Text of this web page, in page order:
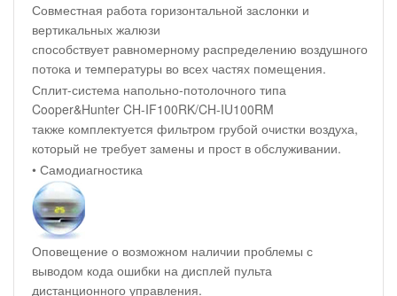
Совместная работа горизонтальной заслонки и
вертикальных жалюзи
способствует равномерному распределению воздушного
потока и температуры во всех частях помещения.
Сплит-система напольно-потолочного типа
Cooper&Hunter CH-IF100RK/CH-IU100RM
также комплектуется фильтром грубой очистки воздуха,
который не требует замены и прост в обслуживании.
• Самодиагностика
Оповещение о возможном наличии проблемы с
выводом кода ошибки на дисплей пульта
дистанционного управления.